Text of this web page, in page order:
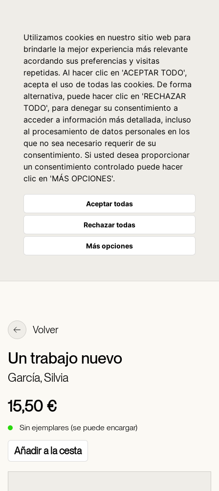
Utilizamos cookies en nuestro sitio web para
brindarle la mejor experiencia más relevante
acordando sus preferencias y visitas
repetidas. Al hacer clic en 'ACEPTAR TODO',
acepta el uso de todas las cookies. De forma
alternativa, puede hacer clic en 'RECHAZAR
TODO', para denegar su consentimiento a
acceder a información más detallada, incluso
al procesamiento de datos personales en los
que no sea necesario requerir de su
consentimiento. Si usted desea proporcionar
un consentimiento controlado puede hacer
clic en 'MÁS OPCIONES'.
Aceptar todas
Rechazar todas
Más opciones
Volver
Un trabajo nuevo
García, Silvia
15,50 €
Sin ejemplares (se puede encargar)
Añadir a la cesta